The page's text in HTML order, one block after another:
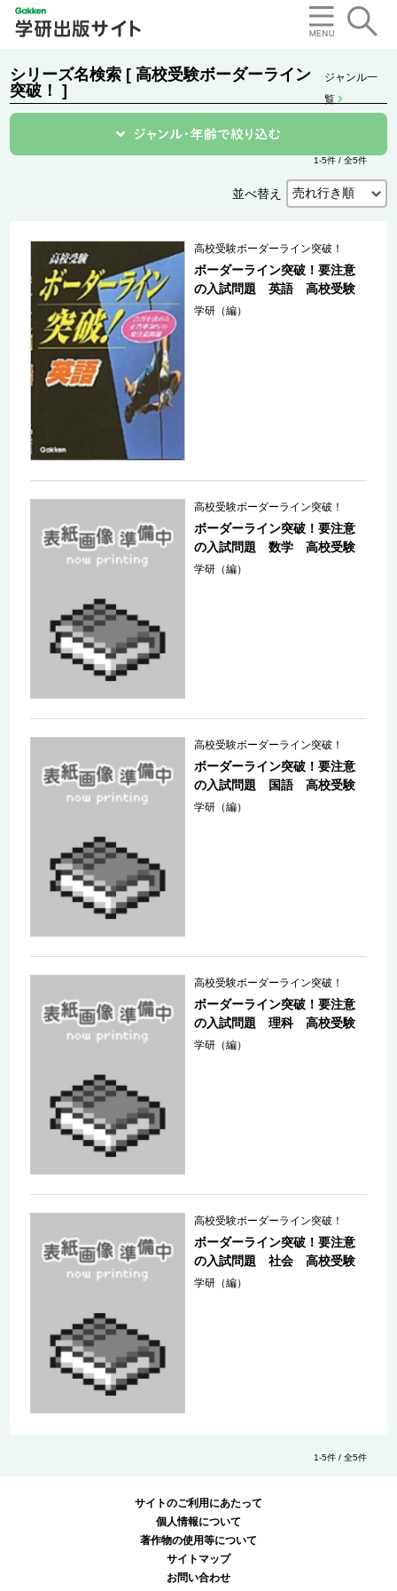
シリーズ名検索 [ 高校受験ボーダーライン
突破！ ]
ジャンル一
覧
1-5件 / 全5件
並べ替え
高校受験ボーダーライン突破！
ボーダーライン突破！要注意
の入試問題 英語 高校受験
学研（編）
高校受験ボーダーライン突破！
ボーダーライン突破！要注意
の入試問題 数学 高校受験
学研（編）
高校受験ボーダーライン突破！
ボーダーライン突破！要注意
の入試問題 国語 高校受験
学研（編）
高校受験ボーダーライン突破！
ボーダーライン突破！要注意
の入試問題 理科 高校受験
学研（編）
高校受験ボーダーライン突破！
ボーダーライン突破！要注意
の入試問題 社会 高校受験
学研（編）
1-5件 / 全5件
サイトのご利用にあたって
個人情報について
著作物の使用等について
サイトマップ
お問い合わせ